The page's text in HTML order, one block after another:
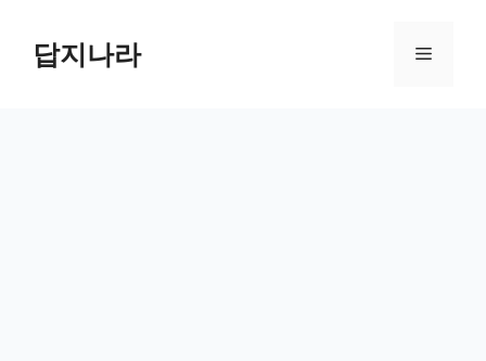
답지나라 메